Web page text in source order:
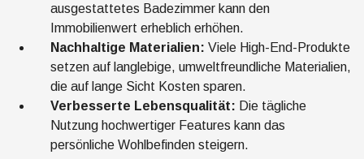
ausgestattetes Badezimmer kann den
Immobilienwert erheblich erhöhen.
Nachhaltige Materialien: Viele High-End-Produkte
setzen auf langlebige, umweltfreundliche Materialien,
die auf lange Sicht Kosten sparen.
Verbesserte Lebensqualität: Die tägliche
Nutzung hochwertiger Features kann das
persönliche Wohlbefinden steigern.